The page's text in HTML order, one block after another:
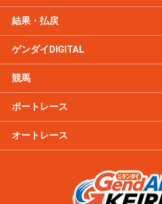
結果・払戻
ゲンダイDIGITAL
競馬
ボートレース
オートレース